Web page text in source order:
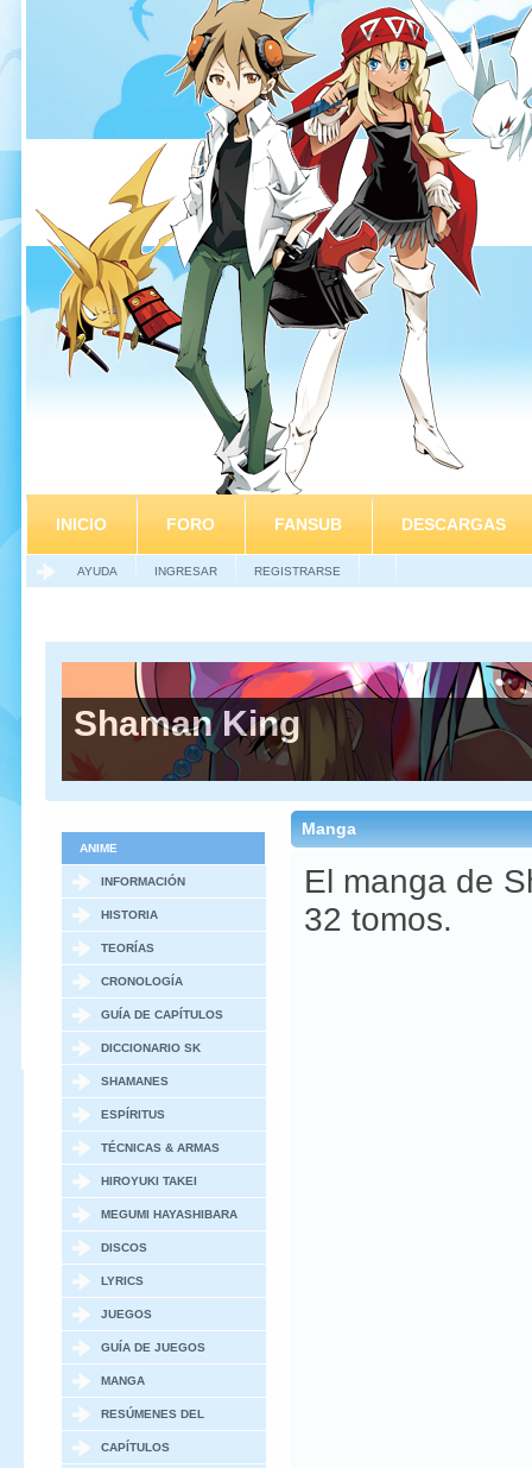
INICIO FORO FANSUB DESCARGAS
AYUDA INGRESAR REGISTRARSE
Shaman King
ANIME
INFORMACIÓN
GENERAL
HISTORIA
TEORÍAS
CRONOLOGÍA
GUÍA DE CAPÍTULOS
DICCIONARIO SK
SHAMANES
ESPÍRITUS
TÉCNICAS & ARMAS
HIROYUKI TAKEI
MEGUMI HAYASHIBARA
DISCOS
LYRICS
JUEGOS
GUÍA DE JUEGOS
MANGA
RESÚMENES DEL
MANGA
CAPÍTULOS
Manga
El manga de
32 tomos.